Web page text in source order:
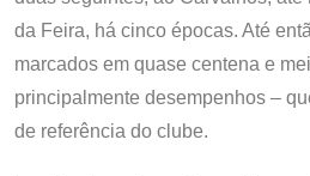
da Feira, há cinco épocas. Até
marcados em quase centena e
principalmente desempenhos –
de referência do clube.